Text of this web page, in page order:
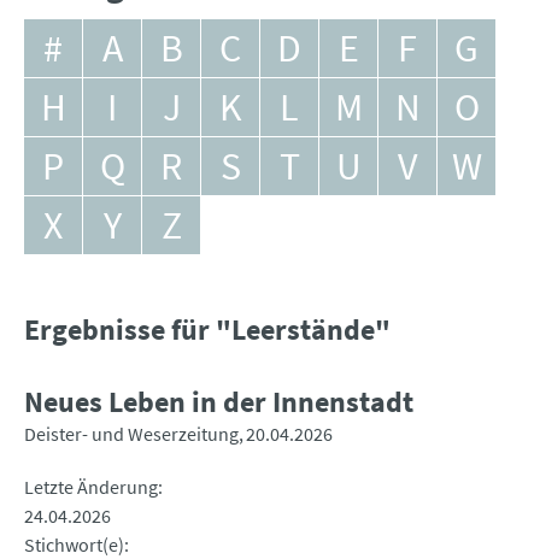
# A B C D E F
G
H
I J K L M N
O
P
Q R S T U V
W
X
Y Z
Ergebnisse für "Leerstände"
Neues Leben in der Innenstadt
Deister- und Weserzeitung 20.04.2026
Letzte Änderung
24.04.2026
Stichwort(e)